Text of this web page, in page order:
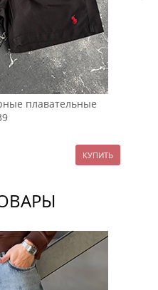
плавательные